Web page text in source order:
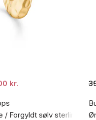
kr.
/ Forgyldt sølv sterling 925